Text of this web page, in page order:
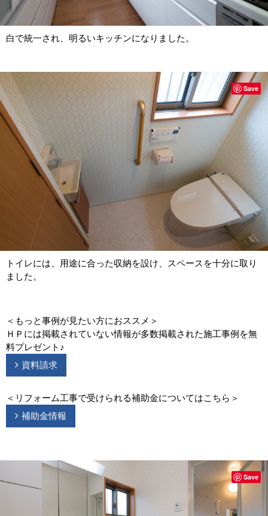
白で統一され、明るいキッチンになりました。
トイレには、用途に合った収納を設け、スペースを十分に取り
ました。
＜もっと事例が見たい方におススメ＞
ＨＰには掲載されていない情報が多数掲載された施工事例を無
料プレゼント♪
資料請求
＜リフォーム工事で受けられる補助金についてはこちら＞
補助金情報
Save
Save